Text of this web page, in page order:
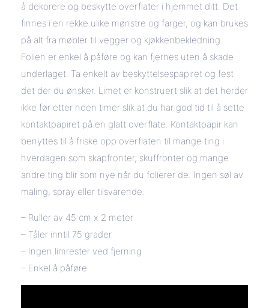
å dekorere og beskytte overflater i hjemmet ditt. Det
finnes i en rekke ulike mønstre og farger, og kan brukes
på alt fra møbler til vegger og kjøkkenbekledning.
Folien er enkel å påføre og kan fjernes uten å skade
underlaget. Ta enkelt av beskyttelsespapiret og fest
det der du ønsker. Limet er konstruert slik at det herder
ikke før etter noen timer slik at du har god tid til å sette
kontaktpapiret på en glatt overflate. Kontaktpapir kan
benyttes til å friske opp overflaten til mange ting i
hverdagen som skapfronter, skuffronter og mange
andre ting blir som nye når du folierer de. Ingen søl av
maling, spray eller tilsvarende.
– Ruller av 45 cm x 2 meter
– Tåler inntil 75 grader
– Ingen limrester ved fjerning
– Enkel å påføre